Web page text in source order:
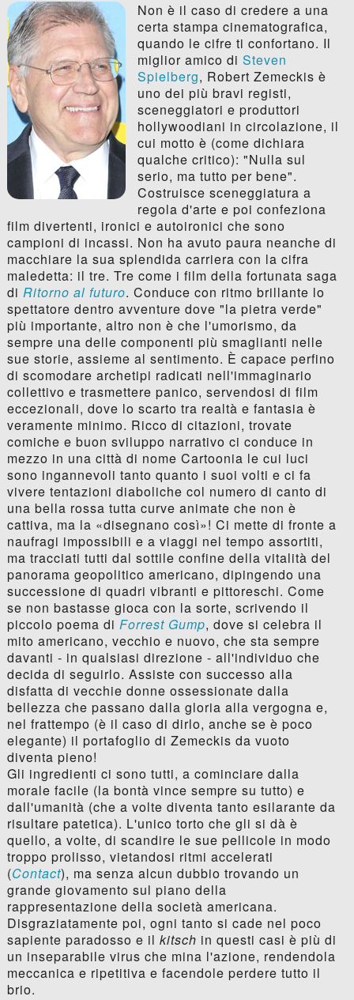
Non è il caso di credere a una
certa stampa cinematografica,
quando le cifre ti confortano. Il
miglior amico di Steven
Spielberg, Robert Zemeckis è
uno dei più bravi registi,
sceneggiatori e produttori
hollywoodiani in circolazione, il
cui motto è (come dichiara
qualche critico): "Nulla sul
serio, ma tutto per bene".
Costruisce sceneggiatura a
regola d'arte e poi confeziona
film divertenti, ironici e autoironici che sono
campioni di incassi. Non ha avuto paura neanche di
macchiare la sua splendida carriera con la cifra
maledetta: il tre. Tre come i film della fortunata saga
di Ritorno al futuro. Conduce con ritmo brillante lo
spettatore dentro avventure dove "la pietra verde"
più importante, altro non è che l'umorismo, da
sempre una delle componenti più smaglianti nelle
sue storie, assieme al sentimento. È capace perfino
di scomodare archetipi radicati nell'immaginario
collettivo e trasmettere panico, servendosi di film
eccezionali, dove lo scarto tra realtà e fantasia è
veramente minimo. Ricco di citazioni, trovate
comiche e buon sviluppo narrativo ci conduce in
mezzo in una città di nome Cartoonia le cui luci
sono ingannevoli tanto quanto i suoi volti e ci fa
vivere tentazioni diaboliche col numero di canto di
una bella rossa tutta curve animate che non è
cattiva, ma la «disegnano così»! Ci mette di fronte a
naufragi impossibili e a viaggi nel tempo assortiti,
ma tracciati tutti dal sottile confine della vitalità del
panorama geopolitico americano, dipingendo una
successione di quadri vibranti e pittoreschi. Come
se non bastasse gioca con la sorte, scrivendo il
piccolo poema di Forrest Gump, dove si celebra il
mito americano, vecchio e nuovo, che sta sempre
davanti - in qualsiasi direzione - all'individuo che
decida di seguirlo. Assiste con successo alla
disfatta di vecchie donne ossessionate dalla
bellezza che passano dalla gloria alla vergogna e,
nel frattempo (è il caso di dirlo, anche se è poco
elegante) il portafoglio di Zemeckis da vuoto
diventa pieno!
Gli ingredienti ci sono tutti, a cominciare dalla
morale facile (la bontà vince sempre su tutto) e
dall'umanità (che a volte diventa tanto esilarante da
risultare patetica). L'unico torto che gli si dà è
quello, a volte, di scandire le sue pellicole in modo
troppo prolisso, vietandosi ritmi accelerati
(Contact), ma senza alcun dubbio trovando un
grande giovamento sul piano della
rappresentazione della società americana.
Disgraziatamente poi, ogni tanto si cade nel poco
sapiente paradosso e il kitsch in questi casi è più di
un inseparabile virus che mina l'azione, rendendola
meccanica e ripetitiva e facendole perdere tutto il
brio.